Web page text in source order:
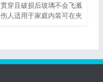
贯穿且破损后玻璃不会飞溅
伤人适用于家庭内装可在夹